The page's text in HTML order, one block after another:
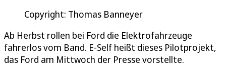
Copyright: Thomas Banneyer
Ab Herbst rollen bei Ford die Elektrofahrzeuge
fahrerlos vom Band. E-Self heißt dieses Pilotprojekt,
das Ford am Mittwoch der Presse vorstellte.